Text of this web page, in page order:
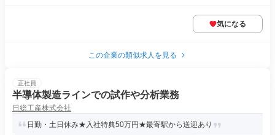
気になる
この企業の類似求人を見る
正社員
半導体製造ラインでの試作や分析業務
日総工産株式会社
日勤・土日休み★入社特典50万円★最寄駅から送迎あり